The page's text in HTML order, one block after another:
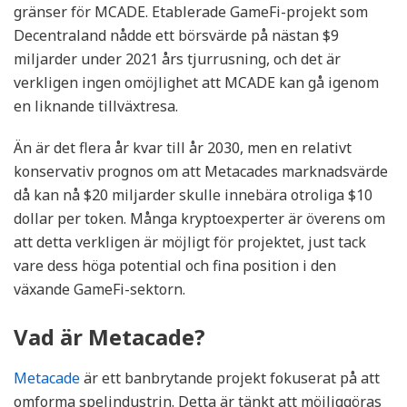
gränser för MCADE. Etablerade GameFi-projekt som
Decentraland nådde ett börsvärde på nästan $9
miljarder under 2021 års tjurrusning, och det är
verkligen ingen omöjlighet att MCADE kan gå igenom
en liknande tillväxtresa.
Än är det flera år kvar till år 2030, men en relativt
konservativ prognos om att Metacades marknadsvärde
då kan nå $20 miljarder skulle innebära otroliga $10
dollar per token. Många kryptoexperter är överens om
att detta verkligen är möjligt för projektet, just tack
vare dess höga potential och fina position i den
växande GameFi-sektorn.
Vad är Metacade?
Metacadeär ett banbrytande projekt fokuserat på att
omforma spelindustrin. Detta är tänkt att möjliggöras